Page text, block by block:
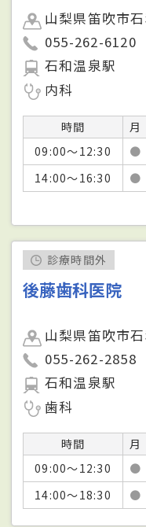
山梨県笛吹市
055-262-6120
石和温泉駅
内科
時間 月
09:00～12:30
●
14:00～16:30
●
診療時間外
後藤歯科医院
山梨県笛吹市
055-262-2858
石和温泉駅
歯科
時間 月
09:00～12:30
●
14:00～18:30
●